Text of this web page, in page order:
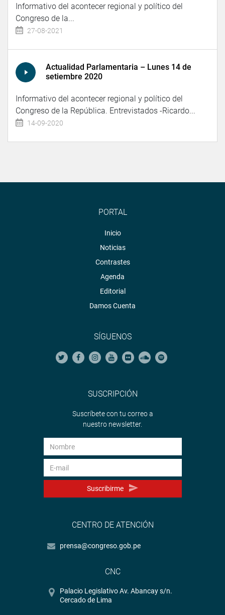
Informativo del acontecer regional y político del
Congreso de la...
27-08-2021
Actualidad Parlamentaria – Lunes 14 de
setiembre 2020
Informativo del acontecer regional y político del
Congreso de la República. Entrevistados -Ricardo...
14-09-2020
PORTAL
Inicio
Noticias
Contrastes
Agenda
Editorial
Damos Cuenta
SÍGUENOS
SUSCRIPCIÓN
Suscríbete con tu correo a
nuestro newsletter.
Suscribirme
CENTRO DE ATENCIÓN
prensa@congreso.gob.pe
CNC
Palacio Legislativo Av. Abancay s/n.
Cercado de Lima